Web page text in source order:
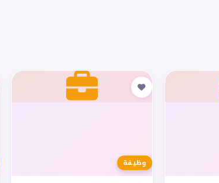
وظيفة